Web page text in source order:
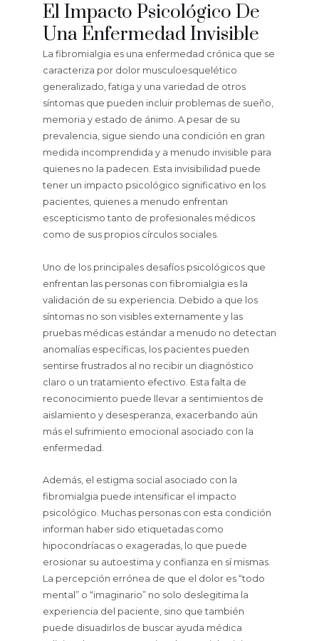
El Impacto Psicológico De
Una Enfermedad Invisible
La fibromialgia es una enfermedad crónica que se
caracteriza por dolor musculoesquelético
generalizado, fatiga y una variedad de otros
síntomas que pueden incluir problemas de sueño,
memoria y estado de ánimo. A pesar de su
prevalencia, sigue siendo una condición en gran
medida incomprendida y a menudo invisible para
quienes no la padecen. Esta invisibilidad puede
tener un impacto psicológico significativo en los
pacientes, quienes a menudo enfrentan
escepticismo tanto de profesionales médicos
como de sus propios círculos sociales.
Uno de los principales desafíos psicológicos que
enfrentan las personas con fibromialgia es la
validación de su experiencia. Debido a que los
síntomas no son visibles externamente y las
pruebas médicas estándar a menudo no detectan
anomalías específicas, los pacientes pueden
sentirse frustrados al no recibir un diagnóstico
claro o un tratamiento efectivo. Esta falta de
reconocimiento puede llevar a sentimientos de
aislamiento y desesperanza, exacerbando aún
más el sufrimiento emocional asociado con la
enfermedad.
Además, el estigma social asociado con la
fibromialgia puede intensificar el impacto
psicológico. Muchas personas con esta condición
informan haber sido etiquetadas como
hipocondríacas o exageradas, lo que puede
erosionar su autoestima y confianza en sí mismas.
La percepción errónea de que el dolor es “todo
mental” o “imaginario” no solo deslegitima la
experiencia del paciente, sino que también
puede disuadirlos de buscar ayuda médica